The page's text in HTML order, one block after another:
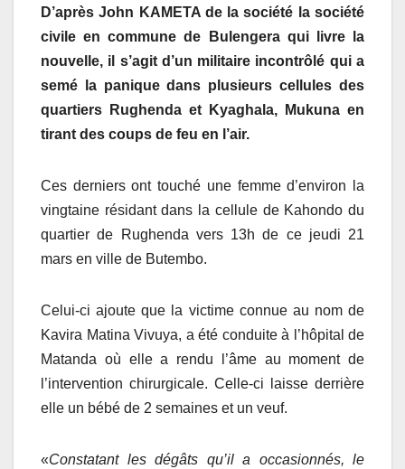
D’après John KAMETA de la société la société
civile en commune de
Bulengera qui livre la
nouvelle, il s’agit d’un militaire incontrôlé quia
semé la panique dans plusieurs cellules des
quartiers Rughenda et Kyaghala, Mukuna en
tirant des coups de feu en l ’air.
Ces derniers ont touché une femme d’environ la
vingtaine résidant dans la cellule de Kahondo du
quartier de Rughenda vers 13h de ce jeudi 21
mars en ville de Butembo.
Celui-ci ajoute que la victime connue au nom de
Kavira Matina Vivuya, a été conduite à l’hôpital de
Matanda où elle a rendu l’âme au moment de
l’intervention chirurgicale. Celle-ci laisse derrière
elle un bébé de 2 semaines et un veuf.
«Constatant les dégâts qu’il a occasionnés, le